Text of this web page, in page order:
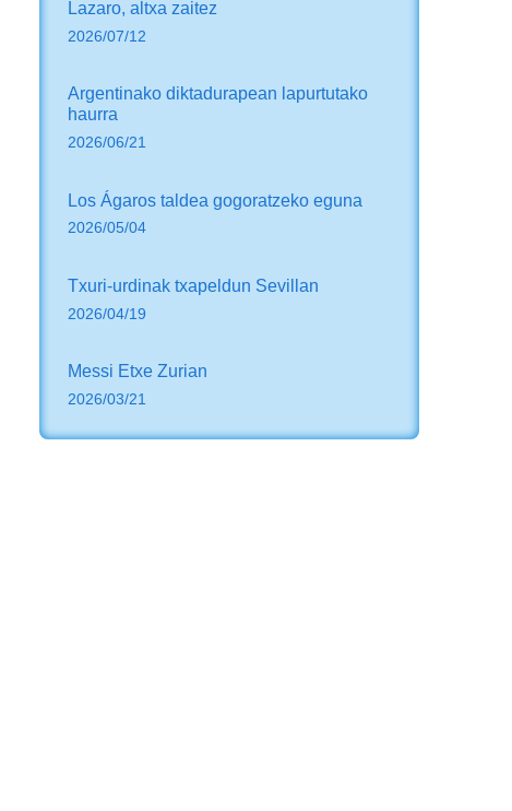
Lazaro, altxa zaitez
2026/07/12
Argentinako diktadurapean lapurtutako
haurra
2026/06/21
Los Ágaros taldea gogoratzeko eguna
2026/05/04
Txuri-urdinak txapeldun Sevillan
2026/04/19
Messi Etxe Zurian
2026/03/21